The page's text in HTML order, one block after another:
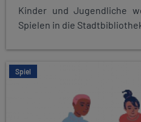
Kinder und Jugendliche
Spielen in die
Spiel